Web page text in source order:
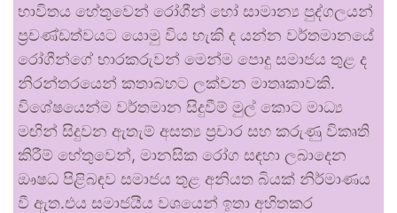
භාවිතය හේතුවෙන් රෝගීන් හෝ සාමාන්‍ය පුද්ගලයන්
ප්‍රචණ්ඩත්වයට යොමු විය හැකි ද යන්න වර්තමානයේ
රෝගීන්ගේ භාරකරුවන් මෙන්ම පොදු සමාජය තුළ ද
නිරන්තරයෙන් කතාබහට ලක්වන මාතෘකාවකි.
විශේෂයෙන්ම වර්තමාන සිදුවීම් මුල් කොට මාධ්‍ය
මඟින් සිදුවන ඇතැම් අසත්‍ය ප්‍රචාර සහ කරුණු විකෘති
කිරීම් හේතුවෙන්, මානසික රෝග සඳහා ලබාදෙන
ඖෂධ පිළිබඳව සමාජය තුළ අනියත බියක් නිර්මාණය
වී ඇත.එය සමාජයීය වශයෙන් ඉතා අහිතකර